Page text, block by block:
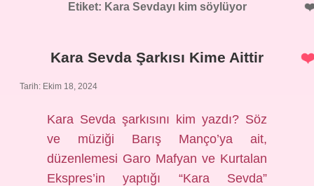
Etiket: Kara Sevdayı kim söylüyor
Kara Sevda Şarkısı Kime Aittir
Tarih: Ekim 18, 2024
Kara Sevda şarkısını kim yazdı? Söz
ve müziği Barış Manço’ya ait,
düzenlemesi Garo Mafyan ve Kurtalan
Ekspres’in yaptığı “Kara Sevda”